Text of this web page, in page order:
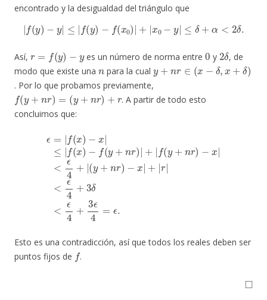
encontrado y la desigualdad del triángulo que
y) −y | ≤|f( f(x0)| + |x0 |≤ δ+α < 2δ
Así,
− y
es un número de norma entre y
δ
, de
modo que existe una
n
para la cual
y+nr∈(x−δ ,x +δ)
. Por lo que probamos previamente,
f (y+ nr )=(y +nr)+r
. A partir de todo esto
concluimos que:
)− |≤|f(x f(y
−x| |r|
Esto es una contradicción, así que todos los reales deben ser
puntos fijos de
f
.